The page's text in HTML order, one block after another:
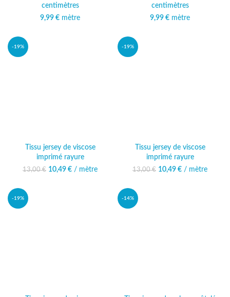
centimètres
9,99 € mètre
centimètres
9,99 € mètre
-19%
Tissu jersey de viscose
imprimé rayure
13,00€
Le prix initial était :
10,49 €
Le prix
/ mètre
-19%
Tissu jersey de viscose
imprimé rayure
13,00€
Le prix initial était :
10,49 €
Le prix
/ mètre
-19% -14%